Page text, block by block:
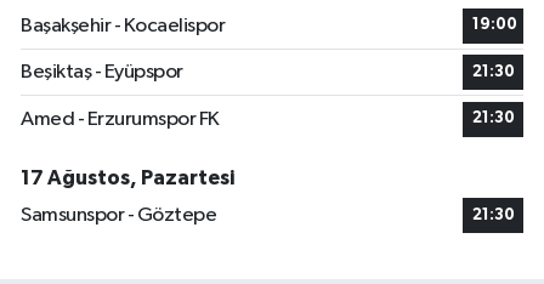
Başakşehir - Kocaelispor
19:00
Beşiktaş - Eyüpspor 21:30
Amed - Erzurumspor FK 21:30
17 Ağustos, Pazartesi
Samsunspor - Göztepe
21:30